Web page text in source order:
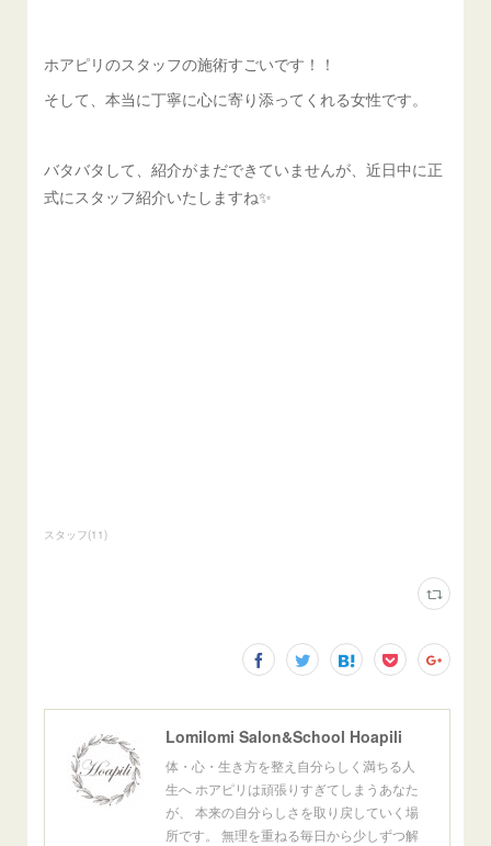
ホアピリのスタッフの施術すごいです！！
そして、本当に丁寧に心に寄り添ってくれる女性です。
バタバタして、紹介がまだできていませんが、近日中に正
式にスタッフ紹介いたしますね✨
スタッフ(11)
Lomilomi Salon&School Hoapili
体・心・生き方を整え自分らしく満ちる人
生へ ホアピリは頑張りすぎてしまうあなた
が、 本来の自分らしさを取り戻していく場
所です。 無理を重ねる毎日から少しずつ解